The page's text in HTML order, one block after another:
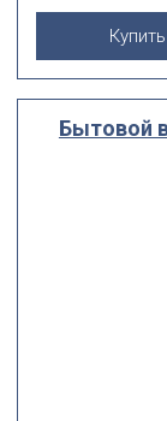
Купить
Бытовой